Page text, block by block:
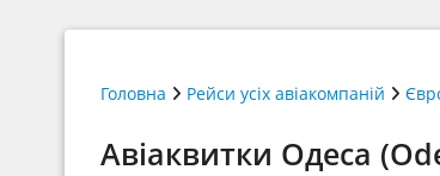
Головна Рейси усіх авіакомпаній
Авіаквитки Одеса